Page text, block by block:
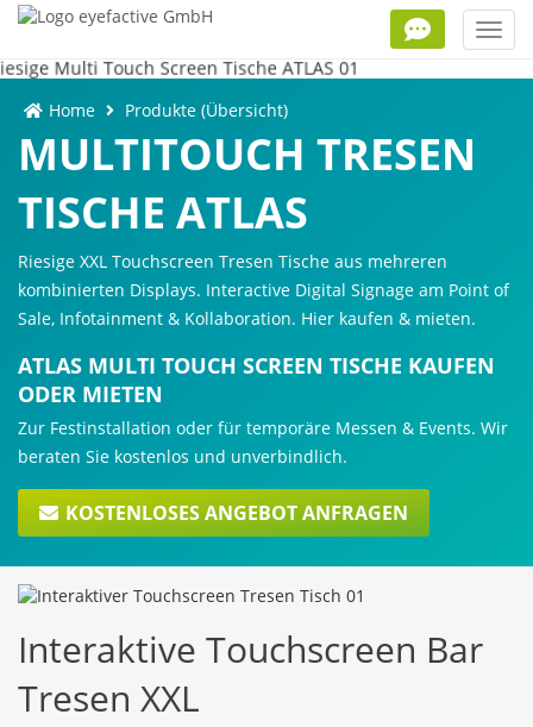
Home Produkte (Übersicht)
MULTITOUCH TRESEN
TISCHE ATLAS
Riesige XXL Touchscreen Tresen Tische aus mehreren
kombinierten Displays. Interactive Digital Signage am Point of
Sale, Infotainment & Kollaboration. Hier kaufen & mieten.
ATLAS MULTI TOUCH SCREEN TISCHE KAUFEN
ODER MIETEN
Zur Festinstallation oder für temporäre Messen & Events. Wir
beraten Sie kostenlos und unverbindlich.
KOSTENLOSES ANGEBOT ANFRAGEN
Interaktive Touchscreen Bar
Tresen XXL